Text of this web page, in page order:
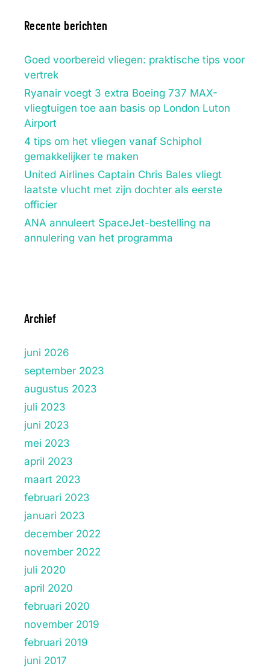
Recente berichten
Goed voorbereid vliegen: praktische tips voor
vertrek
Ryanair voegt 3 extra Boeing 737 MAX-
vliegtuigen toe aan basis op London Luton
Airport
4 tips om het vliegen vanaf Schiphol
gemakkelijker te maken
United Airlines Captain Chris Bales vliegt
laatste vlucht met zijn dochter als eerste
officier
ANA annuleert SpaceJet-bestelling na
annulering van het programma
Archief
juni 2026
september 2023
augustus 2023
juli 2023
juni 2023
mei 2023
april 2023
maart 2023
februari 2023
januari 2023
december 2022
november 2022
juli 2020
april 2020
februari 2020
november 2019
februari 2019
juni 2017